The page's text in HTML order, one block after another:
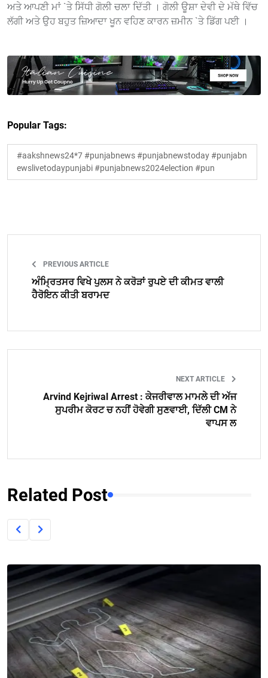
ਅਤੇ ਆਪਣੀ ਮਾਂ `ਤੇ ਸਿੱਧੀ ਗੋਲੀ ਚਲਾ ਦਿੱਤੀ । ਗੋਲੀ ਊਸ਼ਾ ਦੇਵੀ ਦੇ ਮੱਥੇ ਵਿੱਚ
ਲੱਗੀ ਅਤੇ ਉਹ ਬਹੁਤ ਜ਼ਿਆਦਾ ਖੂਨ ਵਹਿਣ ਕਾਰਨ ਜ਼ਮੀਨ `ਤੇ ਡਿੱਗ ਪਈ ।
Popular Tags:
#aakshnews24*7 #punjabnews #punjabnewstoday #punjabn
ewslivetodaypunjabi #punjabnews2024election #pun
PREVIOUS ARTICLE
ਅੰਮ੍ਰਿਤਸਰ ਵਿਖੇ ਪੁਲਸ ਨੇ ਕਰੋੜਾਂ ਰੁਪਏ ਦੀ ਕੀਮਤ ਵਾਲੀ
ਹੈਰੋਇਨ ਕੀਤੀ ਬਰਾਮਦ
NEXT ARTICLE
Arvind Kejriwal Arrest : ਕੇਜਰੀਵਾਲ ਮਾਮਲੇ ਦੀ ਅੱਜ
ਸੁਪਰੀਮ ਕੋਰਟ ਚ ਨਹੀਂ ਹੋਵੇਗੀ ਸੁਣਵਾਈ, ਦਿੱਲੀ CM ਨੇ
ਵਾਪਸ ਲ
Related Post